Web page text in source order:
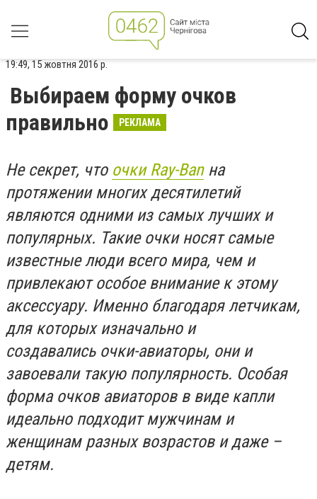
19:49, 15 жовтня 2016 р.
Выбираем форму очков
правильно
РЕКЛАМА
Не секрет, что очки Ray-Banна
протяжении многих десятилетий
являются одними из самых лучших и
популярных. Такие очки носят самые
известные люди всего мира, чем и
привлекают особое внимание к этому
аксессуару. Именно благодаря летчикам,
для которых изначально и
создавались очки-авиаторы, они и
завоевали такую популярность. Особая
форма очков авиаторов в виде капли
идеально подходит мужчинам и
женщинам разных возрастов и даже –
детям.